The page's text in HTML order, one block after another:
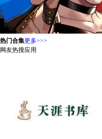
热门合集更多>>>
网友热搜应用